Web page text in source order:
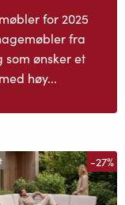
for 2025
fra
ønsker et
høy...
-27%